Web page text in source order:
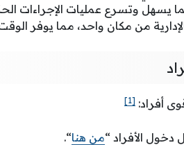
يسهل وتسرع عمليات الإجراءات
من مكان واحد، مما يوفر
أفراد: [1]
الأفراد “من هنا“.